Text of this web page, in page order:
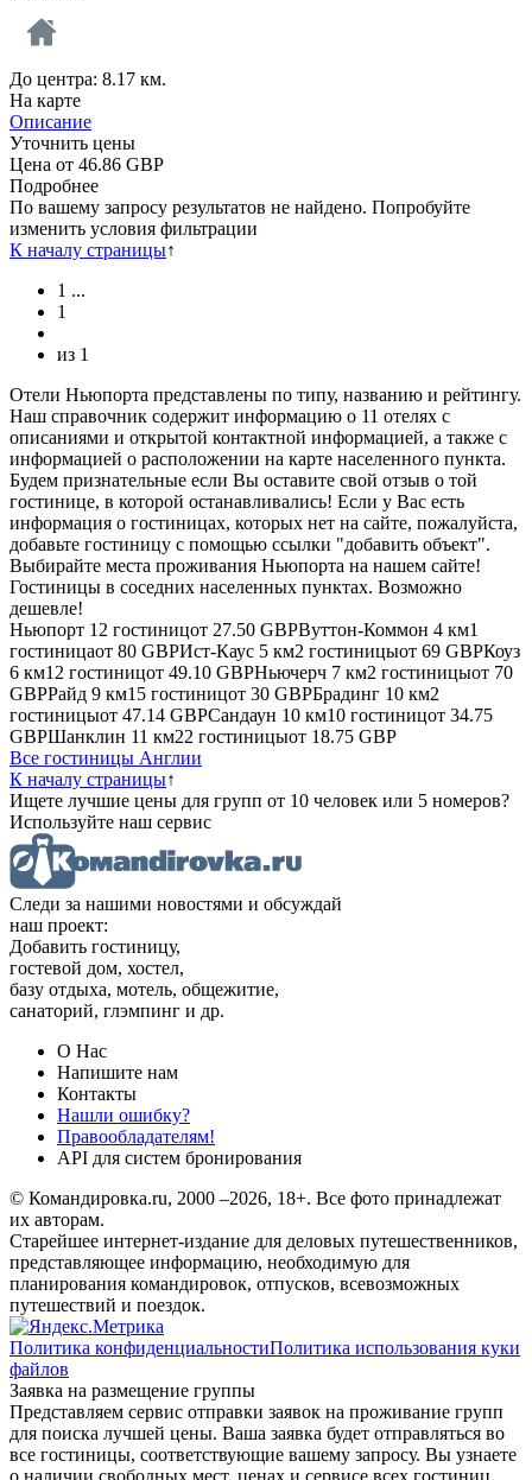
До центра: 8.17 км.
На карте
Описание
Уточнить цены
Цена от 46.86 GBP
Подробнее
По вашему запросу результатов не найдено. Попробуйте
изменить условия фильтрации
К началу страницы↑
1 ...
1
из 1
Отели Ньюпорта представлены по типу, названию и рейтингу.
Наш справочник содержит информацию о 11 отелях с
описаниями и открытой контактной информацией, а также с
информацией о расположении на карте населенного пункта.
Будем признательные если Вы оставите свой отзыв о той
гостинице, в которой останавливались! Если у Вас есть
информация о гостиницах, которых нет на сайте, пожалуйста,
добавьте гостиницу с помощью ссылки "добавить объект".
Выбирайте места проживания Ньюпорта на нашем сайте!
Гостиницы в соседних населенных пунктах. Возможно
дешевле!
Ньюпорт 12 гостиницот 27.50 GBPВуттон-Коммон 4 км1
гостиницаот 80 GBPИст-Каус 5 км2 гостиницыот 69 GBPКоуз
6 км12 гостиницот 49.10 GBPНьючерч 7 км2 гостиницыот 70
GBPРайд 9 км15 гостиницот 30 GBPБрадинг 10 км2
гостиницыот 47.14 GBPСандаун 10 км10 гостиницот 34.75
GBPШанклин 11 км22 гостиницыот 18.75 GBP
Все гостиницы Англии
К началу страницы↑
Ищете лучшие цены для групп от 10 человек или 5 номеров?
Используйте наш сервис
Следи за нашими новостями и обсуждай
наш проект:
Добавить гостиницу,
гостевой дом, хостел,
базу отдыха, мотель, общежитие,
санаторий, глэмпинг и др.
О Нас
Напишите нам
Контакты
Нашли ошибку?
Правообладателям!
API для систем бронирования
© Командировка.ru, 2000 –2026, 18+. Все фото принадлежат
их авторам.
Старейшее интернет-издание для деловых путешественников,
представляющее информацию, необходимую для
планирования командировок, отпусков, всевозможных
путешествий и поездок.
Политика конфиденциальностиПолитика использования куки
файлов
Заявка на размещение группы
Представляем сервис отправки заявок на проживание групп
для поиска лучшей цены. Ваша заявка будет отправляться во
все гостиницы, соответствующие вашему запросу. Вы узнаете
о наличии свободных мест, ценах и сервисе всех гостиниц,